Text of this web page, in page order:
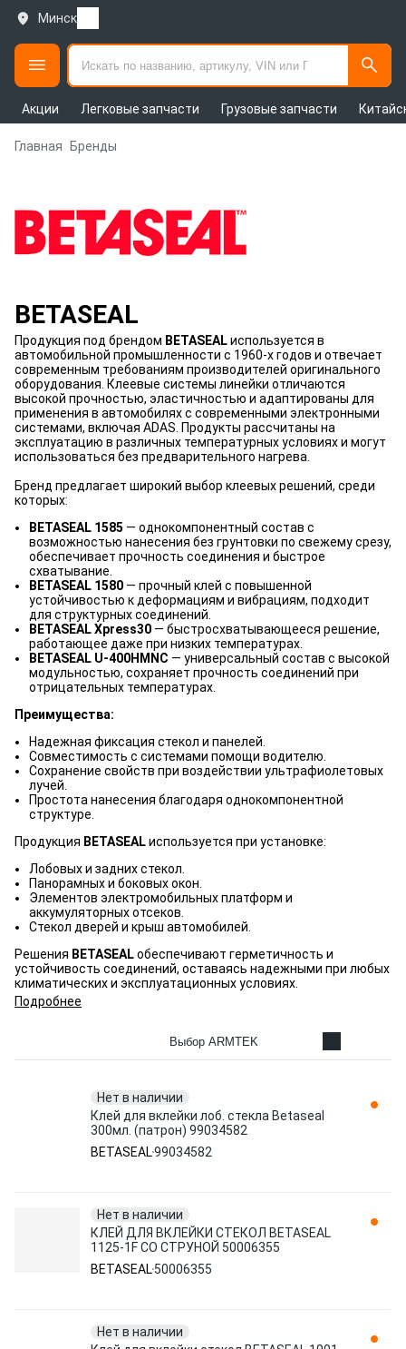
Минск
Акции Легковые запчасти Грузовые запчасти
Главная Бренды
BETASEAL
Продукция под брендом BETASEALиспользуется в
автомобильной промышленности с 1960-х годов и отвечает
современным требованиям производителей оригинального
оборудования. Клеевые системы линейки отличаются
высокой прочностью, эластичностью и адаптированы для
применения в автомобилях с современными электронными
системами, включая ADAS. Продукты рассчитаны на
эксплуатацию в различных температурных условиях и могут
использоваться без предварительного нагрева.
Бренд предлагает широкий выбор клеевых решений, среди
которых:
BETASEAL 1585 — однокомпонентный состав с
возможностью нанесения без грунтовки по свежему срезу,
обеспечивает прочность соединения и быстрое
схватывание.
BETASEAL 1580 — прочный клей с повышенной
устойчивостью к деформациям и вибрациям, подходит
для структурных соединений.
BETASEAL Xpress30 — быстросхватывающееся решение,
работающее даже при низких температурах.
BETASEAL U-400HMNC — универсальный состав с высокой
модульностью, сохраняет прочность соединений при
отрицательных температурах.
Преимущества:
Надежная фиксация стекол и панелей.
Совместимость с системами помощи водителю.
Сохранение свойств при воздействии ультрафиолетовых
лучей.
Простота нанесения благодаря однокомпонентной
структуре.
Продукция BETASEALиспользуется при установке:
Лобовых и задних стекол.
Панорамных и боковых окон.
Элементов электромобильных платформ и
аккумуляторных отсеков.
Стекол дверей и крыш автомобилей.
Решения BETASEALобеспечивают герметичность и
устойчивость соединений, оставаясь надежными при любых
климатических и эксплуатационных условиях.
Подробнее
Выбор ARMTEK
Нет в наличии
Клей для вклейки лоб. стекла Betaseal
300мл. (патрон) 99034582
BETASEAL99034582
Нет в наличии
КЛЕЙ ДЛЯ ВКЛЕЙКИ СТЕКОЛ BETASEAL
1125-1F СО СТРУНОЙ 50006355
BETASEAL50006355
Нет в наличии